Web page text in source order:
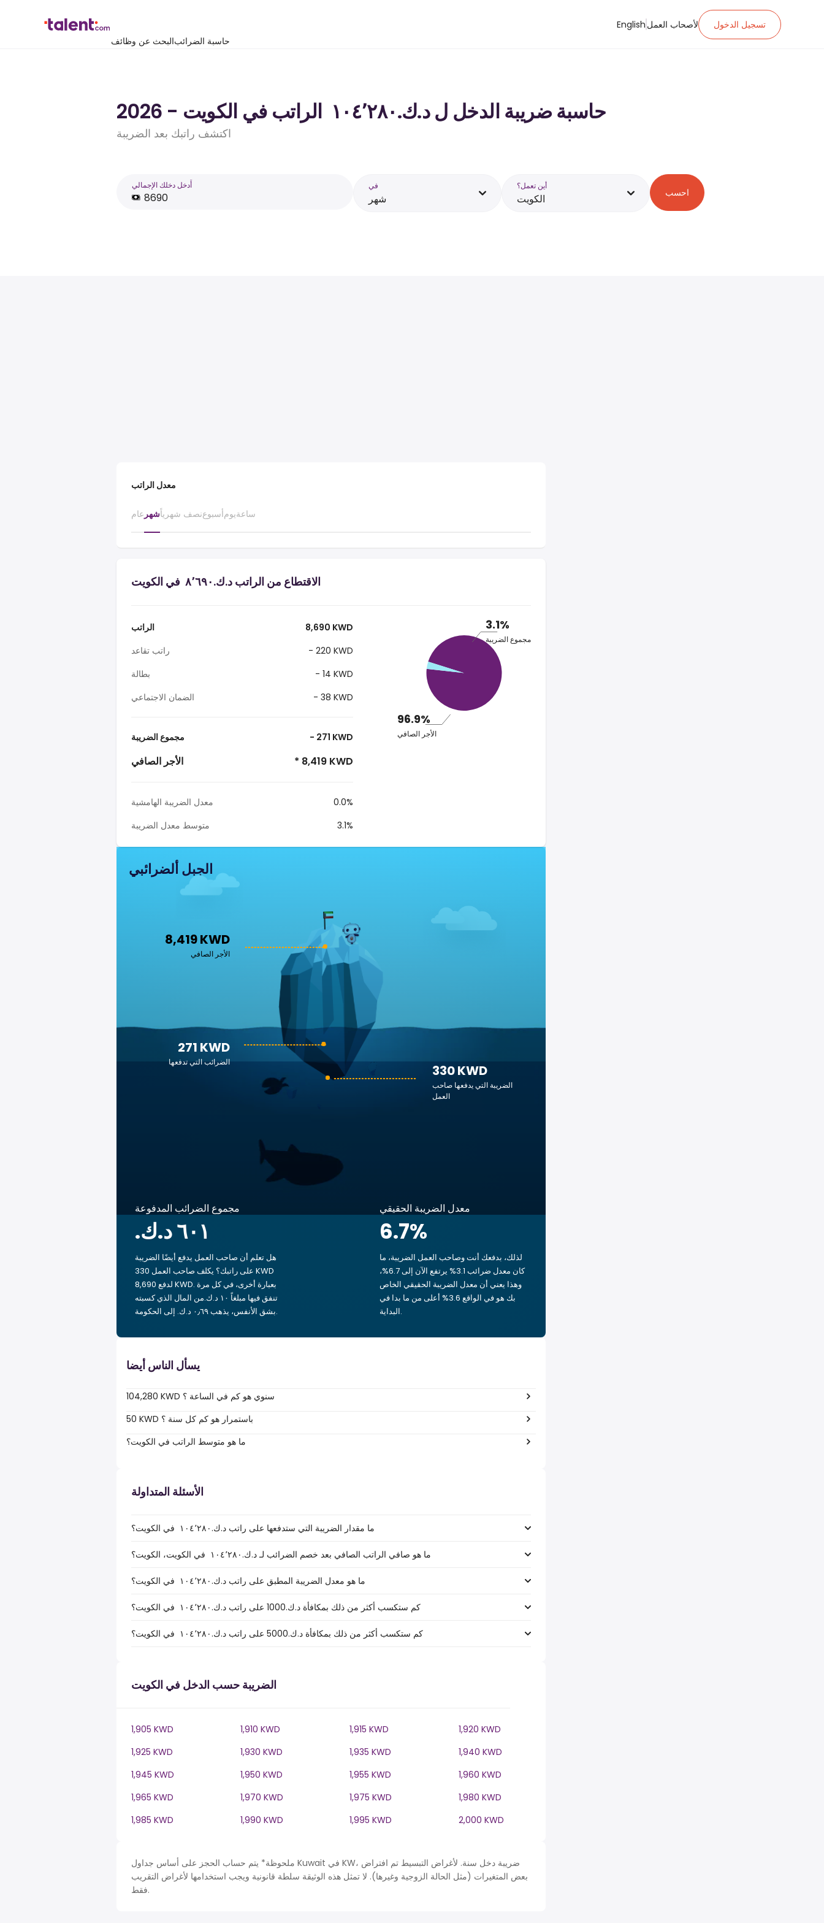
البحث عن وظائفحاسبة الضرائب
English لأصحاب العمل تسجيل الدخول
حاسبة ضريبة الدخل ل د.ك.‏١٠٤٬٢٨٠ ‏ الراتب في الكويت - 2026
اكتشف راتبك بعد الضريبة
أَدخل دخلك الإجمالي في
شهر
أين تعمل؟
الكويت احسب
معدل الراتب
عام شهرنصف شهرياًأسبوعيومساعة
الاقتطاع من الراتب د.ك.‏٨٬٦٩٠ ‏ في الكويت
الراتب
8,690 KWD
راتب تقاعد
- 220 KWD
بطالة
- 14 KWD
الضمان الاجتماعي
- 38 KWD
مجموع الضريبة - 271 KWD
الأجر الصافي * 8,419 KWD
معدل الضريبة الهامشية
0.0%
متوسط معدل الضريبة
3.1%
3.1%
مجموع الضريبة
96.9%
الأجر الصافي
الجبل ألضرائبي
8,419 KWD
الأجر الصافي
330 KWD
الضريبة التي يدفعها صاحب
العمل
271 KWD
الضرائب التي تدفعها
مجموع الضرائب المدفوعة
هل تعلم أن صاحب العمل يدفع أيضًا الضريبة
على راتبك؟ يكلف صاحب العمل 330 KWD
لدفع 8,690 KWD. بعبارة أخرى، في كل مرة
تنفق فيها مبلغاً ‏١٠ د.ك.‏من المال الذي كسبته
بشق الأنفس، يذهب ‏٠٫٦٩ د.ك.‏ إلى الحكومة.
معدل الضريبة الحقيقي
6.7%
لذلك، بدفعك أنت وصاحب العمل الضريبة، ما
كان معدل ضرائب 3.1% يرتفع الآن إلى 6.7%،
وهذا يعني أن معدل الضريبة الحقيقي الخاص
بك هو في الواقع 3.6% أعلى من ما بدا في
البداية.
يسأل الناس أيضا
104,280 KWD سنوي هو كم في الساعة ؟
50 KWD باستمرار هو كم كل سنة ؟
ما هو متوسط الراتب في الكويت؟
الأسئلة المتداولة
ما مقدار الضريبة التي ستدفعها على راتب د.ك.‏١٠٤٬٢٨٠ ‏ في الكويت؟
ما هو صافي الراتب الصافي بعد خصم الضرائب لـ د.ك.‏١٠٤٬٢٨٠ ‏ في الكويت، الكويت؟
ما هو معدل الضريبة المطبق على راتب د.ك.‏١٠٤٬٢٨٠ ‏ في الكويت؟
كم ستكسب أكثر من ذلك بمكافأة د.ك.1000 على راتب د.ك.‏١٠٤٬٢٨٠ ‏ في الكويت؟
كم ستكسب أكثر من ذلك بمكافأة د.ك.5000 على راتب د.ك.‏١٠٤٬٢٨٠ ‏ في الكويت؟
الضريبة حسب الدخل في الكويت
1,905 KWD 1,910 KWD 1,915 KWD
1,920 KWD
1,925 KWD
1,930 KWD 1,935 KWD
1,940 KWD
1,945 KWD
1,950 KWD 1,955 KWD
1,960 KWD
1,965 KWD
1,970 KWD 1,975 KWD
1,980 KWD
1,985 KWD
1,990 KWD 1,995 KWD 2,000 KWD
ملحوظة* يتم حساب الحجز على أساس جداول Kuwait في KW، ضريبة دخل سنة. لأغراض التبسيط تم افتراض
بعض المتغيرات (مثل الحالة الزوجية وغيرها). لا تمثل هذه الوثيقة سلطة قانونية ويجب استخدامها لأغراض التقريب
فقط.